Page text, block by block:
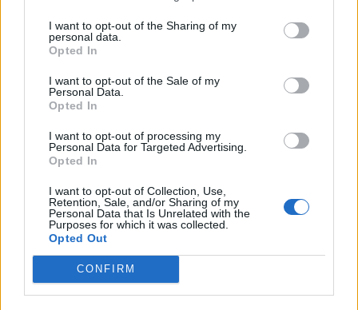
I want to opt-out of the Sharing of my
personal data.
Opted In
I want to opt-out of the Sale of my
Personal Data.
Opted In
I want to opt-out of processing my
Personal Data for Targeted Advertising.
Opted In
I want to opt-out of Collection, Use,
Retention, Sale, and/or Sharing of my
Personal Data that Is Unrelated with the
Purposes for which it was collected.
Opted Out
CONFIRM